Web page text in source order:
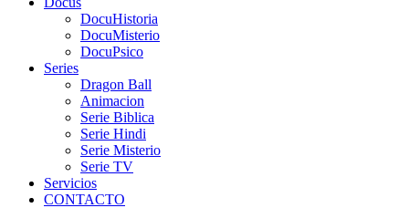
DocuHistoria
DocuMisterio
DocuPsico
Series
Dragon Ball
Animacion
Serie Biblica
Serie Hindi
Serie Misterio
Serie TV
Servicios
CONTACTO